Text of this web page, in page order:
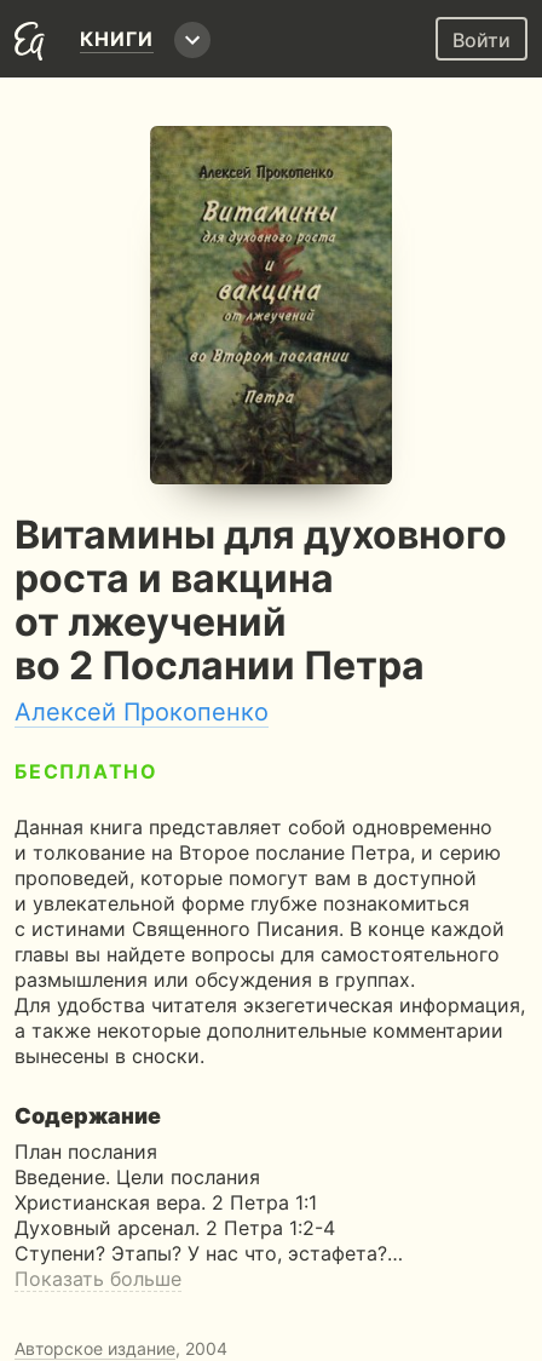
КНИГИ Войти
Витамины для духовного
роста и вакцина
от лжеучений
во 2 Послании Петра
Алексей Прокопенко
БЕСПЛАТНО
Данная книга представляет собой одновременно
и толкование на Второе послание Петра, и серию
проповедей, которые помогут вам в доступной
и увлекательной форме глубже познакомиться
с истинами Священного Писания. В конце каждой
главы вы найдете вопросы для самостоятельного
размышления или обсуждения в группах.
Для удобства читателя экзегетическая информация,
а также некоторые дополнительные комментарии
вынесены в сноски.
Содержание
План послания
Введение. Цели послания
Христианская вера. 2 Петра 1:1
Духовный арсенал. 2 Петра 1:2-4
Ступени? Этапы? У нас что, эстафета?…
Показать больше
Авторское издание, 2004